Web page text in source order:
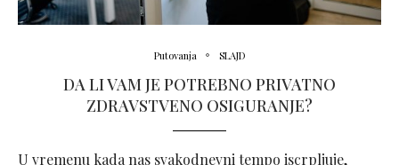
Putovanja SLAJD
DA LI VAM JE POTREBNO PRIVATNO
ZDRAVSTVENO OSIGURANJE?
U vremenu kada nas svakodnevni tempo iscrpljuje,